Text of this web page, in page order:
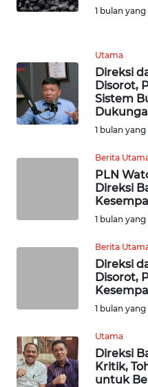
1 bulan yang
Utama
Direksi
Disorot,
Sistem
1 bulan yang
Berita
PLN
Direksi
1 bulan yang
Berita
Direksi
Disorot,
1 bulan yang
Utama
Direksi
Kritik,
untuk
KARIR
Wahana
News
Regional
SUMUT
WN
WN
NTT